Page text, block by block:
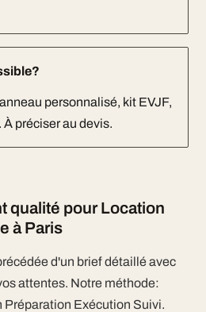
personnalisé, kit EVJF,
préciser au devis.
qualité pour Location
à Paris
d'un brief détaillé avec
attentes. Notre méthode:
Préparation Exécution Suivi.